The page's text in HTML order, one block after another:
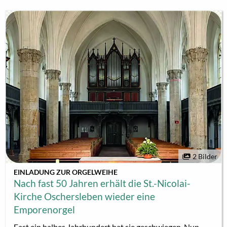
2 Bilder
EINLADUNG ZUR ORGELWEIHE
Nach fast 50 Jahren erhält die St.-Nicolai-
Kirche Oschersleben wieder eine
Emporenorgel